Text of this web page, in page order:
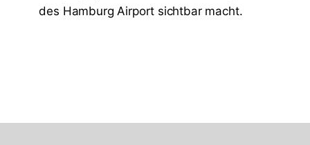
des Hamburg Airport sichtbar macht.